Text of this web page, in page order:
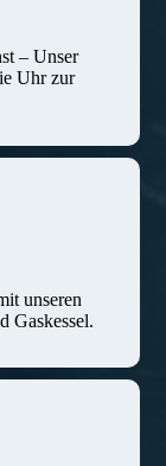
– Unser
Uhr zur
unseren
Gaskessel.